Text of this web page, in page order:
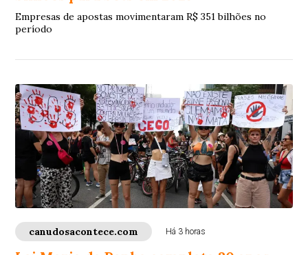
Empresas de apostas movimentaram R$ 351 bilhões no
período
canudosacontece.com Há 3 horas